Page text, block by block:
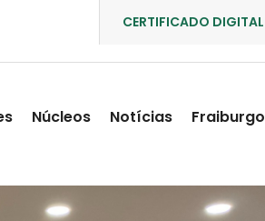
CERTIFICADO DIGITAL
Núcleos Notícias Fraiburgo